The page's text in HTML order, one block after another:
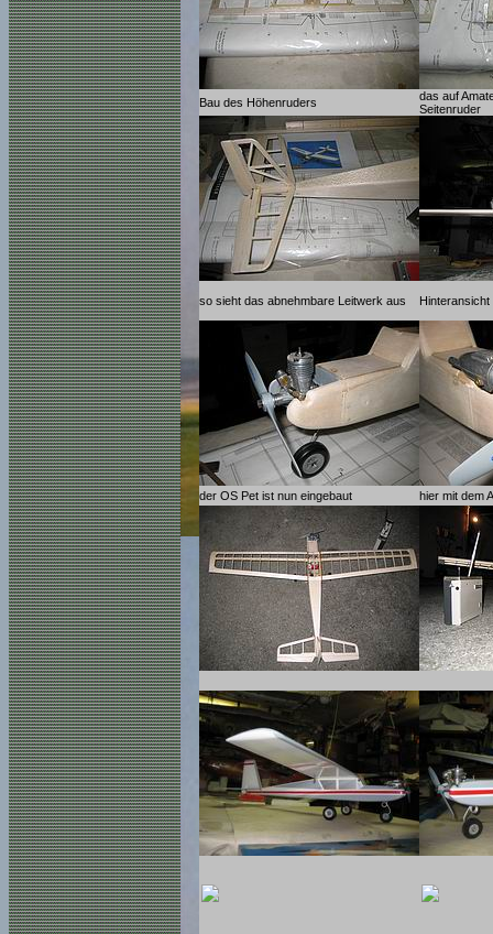
Bau des Höhenruders
das auf
Seitenruder
so sieht das abnehmbare Leitwerk aus
der OS Pet ist nun eingebaut hier mit dem